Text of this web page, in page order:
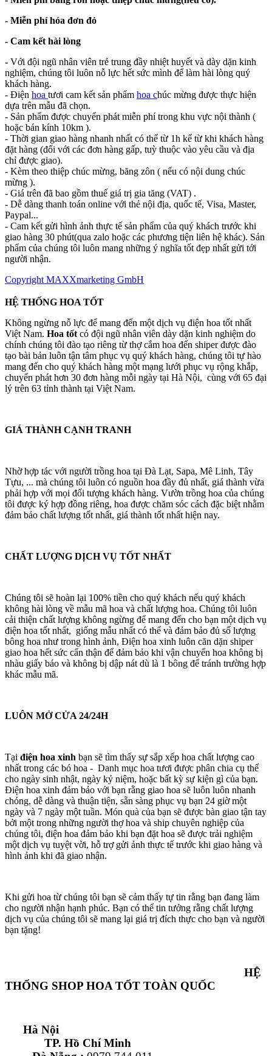
- Miễn phí hóa đơn đỏ
- Cam kết hài lòng
- Với đội ngũ nhân viên trẻ trung đầy nhiệt huyết và dày dặn kinh
nghiệm, chúng tôi luôn nỗ lực hết sức mình để làm hài lòng quý
khách hàng.
- Điện hoa tươi cam kết sản phẩm hoa chúc mừng được thực hiện
dựa trên mẫu đã chọn.
- Sản phẩm được chuyển phát miễn phí trong khu vực nội thành (
hoặc bán kính 10km ).
- Thời gian giao hàng nhanh nhất có thể từ 1h kể từ khi khách hàng
đặt hàng (đối với các đơn hàng gấp, tuỳ thuộc vào yêu cầu và địa
chỉ được giao).
- Kèm theo thiệp chúc mừng, băng zôn ( nếu có nội dung chúc
mừng ).
- Giá trên đã bao gồm thuế giá trị gia tăng (VAT) .
- Dễ dàng thanh toán online với thẻ nội địa, quốc tế, Visa, Master,
Paypal...
- Cam kết gửi hình ảnh thực tế sản phẩm của quý khách trước khi
giao hàng 30 phút(qua zalo hoặc các phương tiện liên hệ khác). Sản
phẩm của chúng tôi luôn mang những ý nghĩa tốt đẹp nhất gửi tới
người nhận.
Copyright MAXXmarketing GmbH
HỆ THỐNG HOA TỐT
Không ngừng nỗ lực để mang đến một dịch vụ điện hoa tốt nhất
Việt Nam. Hoa tốt có đội ngũ nhân viên dày dặn kinh nghiệm do
chính chúng tôi đào tạo riêng từ thợ cắm hoa đến shiper được đào
tạo bài bản luôn tận tâm phục vụ quý khách hàng, chúng tôi tự hào
mang đến cho quý khách hàng một mạng lưới phục vụ rộng khắp,
chuyển phát hơn 30 đơn hàng mỗi ngày tại Hà Nội, cùng với 65 đại
lý trên 63 tỉnh thành tại Việt Nam.
GIÁ THÀNH CẠNH TRANH
Nhờ hợp tác với người trồng hoa tại Đà Lạt, Sapa, Mê Linh, Tây
Tựu, ... mà chúng tôi luôn có nguồn hoa đầy đủ nhất, giá thành vừa
phải hợp với mọi đối tượng khách hàng. Vườn trồng hoa của chúng
tôi được ký hợp đồng riêng, hoa được chăm sóc cách đặc biệt nhằm
đảm bảo chất lượng tốt nhất, giá thành tốt nhất hiện nay.
CHẤT LƯỢNG DỊCH VỤ TỐT NHẤT
Chúng tôi sẽ hoàn lại 100% tiền cho quý khách nếu quý khách
không hài lòng về mẫu mã hoa và chất lượng hoa. Chúng tôi luôn
cải thiện chất lượng không ngừng để mang đến cho bạn một dịch vụ
điện hoa tốt nhất, giống mẫu nhất có thể và đảm bảo đủ số lượng
bông hoa như trong hình ảnh, Điện hoa xinh luôn căn dặn shiper
giao hoa hết sức cẩn thận để đảm bảo khi vận chuyển hoa không bị
nhàu giấy báo và không bị dập nát dù là 1 bông để tránh trường hợp
khác mẫu mã.
LUÔN MỞ CỬA 24/24H
Tại điện hoa xinh bạn sẽ tìm thấy sự sắp xếp hoa chất lượng cao
nhất trong các bó hoa - Danh mục hoa tươi được phân chia cụ thể
cho ngày sinh nhật, ngày kỷ niệm, hoặc bất kỳ sự kiện gì của bạn.
Điện hoa xinh đảm bảo với bạn rằng giao hoa sẽ luôn luôn nhanh
chóng, dễ dàng và thuận tiện, sẵn sàng phục vụ bạn 24 giờ một
ngày và 7 ngày một tuần. Món quà của bạn sẽ được bàn giao tận tay
bởi một trong những người thợ hoa và ship chuyên nghiệp của
chúng tôi, điện hoa đảm bảo khi bạn đặt hoa sẽ được trải nghiệm
một dịch vụ tuyệt vời, hỗ trợ gửi ảnh thực tế trước khi giao hàng và
hình ảnh khi đã giao nhận.
Khi gửi hoa từ chúng tôi bạn sẽ cảm thấy tự tin rằng bạn đang làm
cho người nhận hạnh phúc. Bạn có thể tin tưởng rằng chất lượng
dịch vụ của chúng tôi sẽ mang lại giá trị đích thực cho bạn và người
bạn tặng!
HỆ
THỐNG SHOP HOA TỐT TOÀN QUỐC
Hà Nội
TP. Hồ Chí Minh